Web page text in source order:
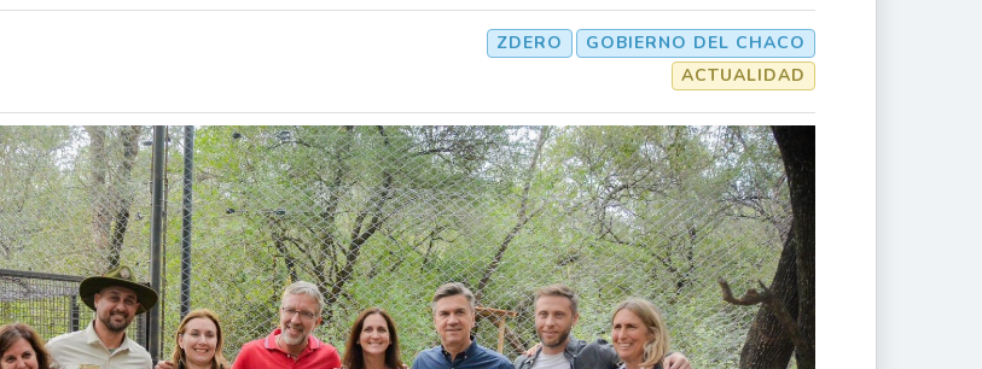
GOBIERNO DEL CHACO
ZDERO
ACTUALIDAD